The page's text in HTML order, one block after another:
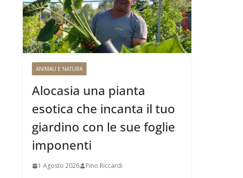
ANIMALI E NATURA
Alocasia una pianta
esotica che incanta il tuo
giardino con le sue foglie
imponenti
1 Agosto 2026 Pino Riccardi